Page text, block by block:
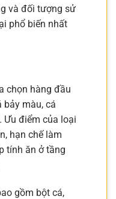
và đối tượng sử
phổ biến nhất
chọn hàng đầu
bảy màu, cá
Ưu điểm của loại
hạn chế làm
tính ăn ở tầng
gồm bột cá,